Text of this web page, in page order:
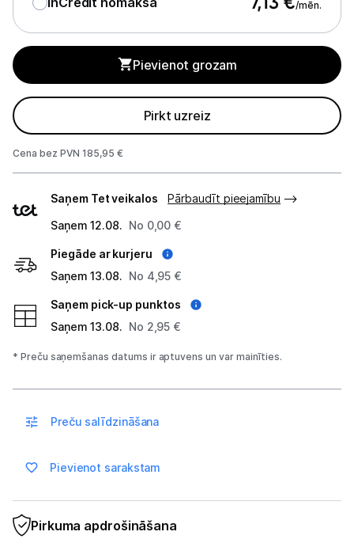
Monitoru stiprinājumi
Spēļu konsoles un piederumi
Projektori un ekrāni
Tīkla iekārtas
Telefoni, planšetdatori
Sadzīves tehnika
Skaistumkopšana
Sports un atpūta
Ražotāju atjaunota tehnika
Vēlmju saraksts
/mēn.
Pievienot grozam
Pirkt uzreiz
Cena bez PVN 185,95 €
veidi
Saņem Tet veikalos
Pārbaudīt pieejamību
Saņem 12.08. No 0,00 €
Piegāde ar kurjeru
Saņem 13.08. No 4,95 €
Saņem pick-up punktos
Saņem 13.08. No 2,95 €
* Preču saņemšanas datums ir aptuvens un var mainīties.
Preču salīdzināšana
Pievienot sarakstam
Pirkuma apdrošināšana